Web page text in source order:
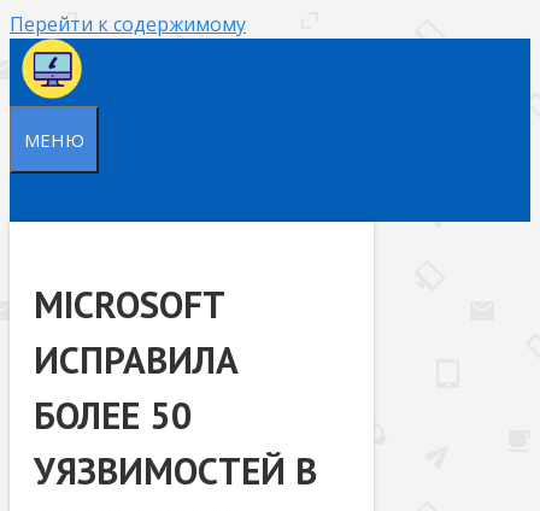
Перейти к содержимому
МЕНЮ
MICROSOFT
ИСПРАВИЛА
БОЛЕЕ 50
УЯЗВИМОСТЕЙ В